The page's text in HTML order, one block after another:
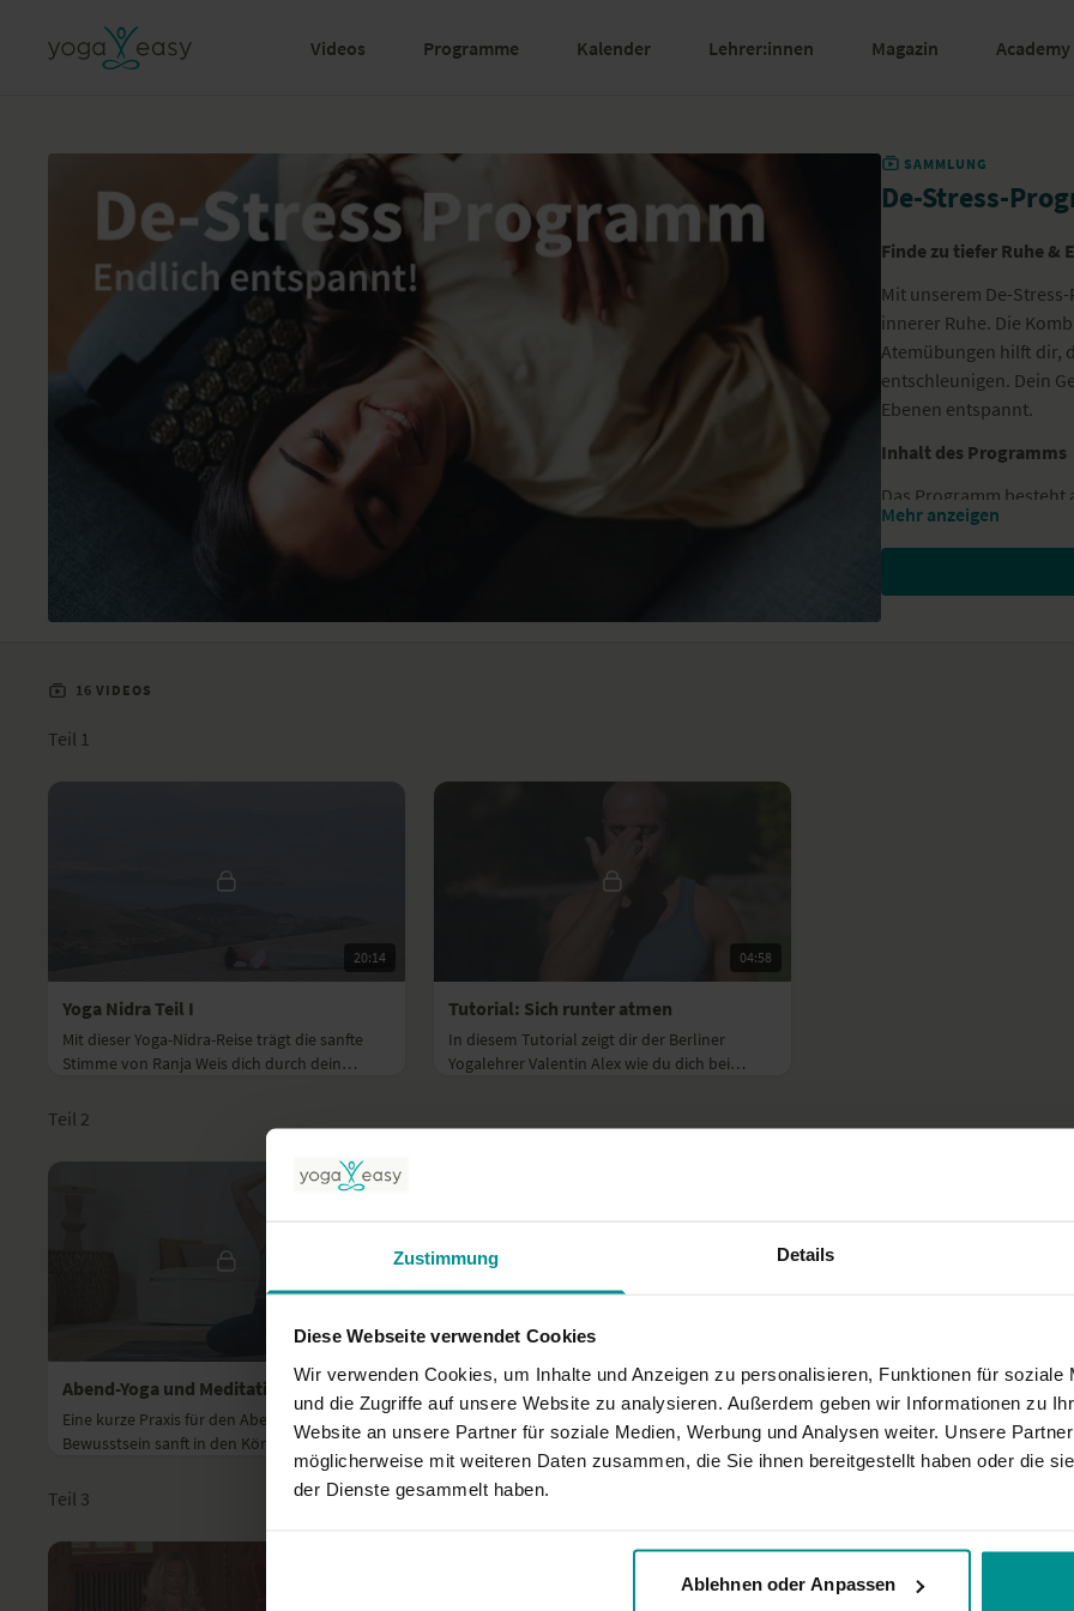
Zustimmung Details
Diese Webseite verwendet Cookies
Wir verwenden Cookies, um Inhalte und Anzeigen zu personalisieren, Funktionen für soziale
und die Zugriffe auf unsere Website zu analysieren. Außerdem geben wir Informationen zu
Website an unsere Partner für soziale Medien, Werbung und Analysen weiter. Unsere
möglicherweise mit weiteren Daten zusammen, die Sie ihnen bereitgestellt haben oder die
der Dienste gesammelt haben.
Ablehnen oder Anpassen
Videos Programme Kalender Lehrer:innen Magazin Academy
SAMMLUNG
De-Stress-
Finde zu tiefer Ruhe &
Mit unserem De-
innerer Ruhe. Die
Atemübungen hilft dir,
entschleunigen. Dein
Ebenen entspannt.
Inhalt des Programms
Das Programm
Übungsvideos. Die
Stressbewältigung und
Mit passiven, lang
Tipp:Optimal ist es,
abends übst. Durch
zu entspannen. Wenn
ist nur, dass du so
Mehr anzeigen
16 VIDEOS
Teil 1
20:14
Yoga Nidra Teil I
Mit dieser Yoga-Nidra-Reise trägt die sanfte
Stimme von Ranja Weis dich durch dein
Entspannung au...
04:58
Tutorial: Sich runter atmen
In diesem Tutorial zeigt dir der Berliner
Yogalehrer Valentin Alex wie du dich bei
Teil 2
20:00
Abend-Yoga und Meditation
Eine kurze Praxis für den Abend, die dein
Bewusstsein sanft in den Körper und zu einer
Teil 3